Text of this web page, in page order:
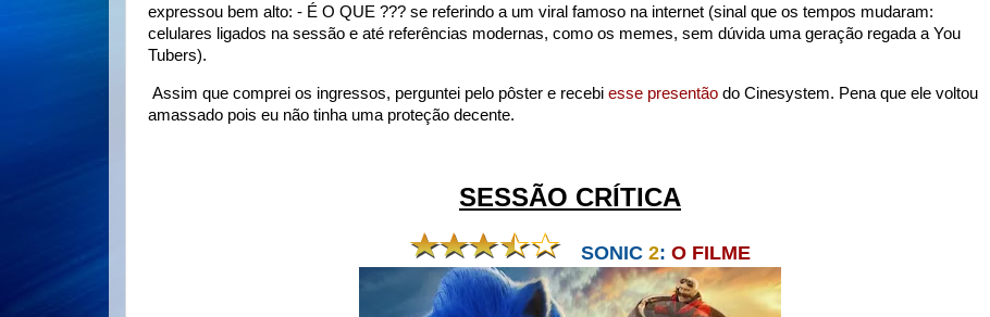
expressou bem alto: - É O QUE ??? se referindo a um viral famoso na internet (sinal que os tempos mudaram:
celulares ligados na sessão e até referências modernas, como os memes, sem dúvida uma geração regada a You
Tubers).
Assim que comprei os ingressos, perguntei pelo pôster e recebi esse presentão do Cinesystem. Pena que ele voltou
amassado pois eu não tinha uma proteção decente.
SESSÃO CRÍTICA
SONIC 2: O FILME